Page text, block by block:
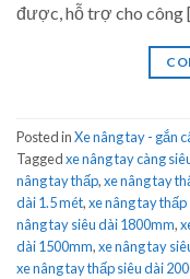
được, hỗ trợ cho công
Posted inXe nâng tay - gắn
Taggedxe nâng tay càng
nâng tay thấp,xe nâng tay
dài 1.5 mét,xe nâng tay
nâng tay siêu dài 1800mm,
dài 1500mm,xe nâng tay
xe nâng tay thấp siêu dài